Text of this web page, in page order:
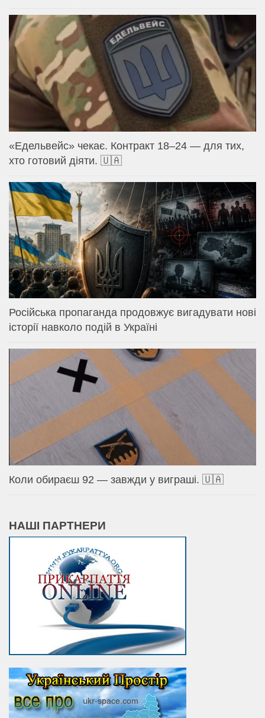
«Едельвейс» чекає. Контракт 18–24 — для тих,
хто готовий діяти. 🇺🇦
Російська пропаганда продовжує вигадувати нові
історії навколо подій в Україні
Коли обираєш 92 — завжди у виграші. 🇺🇦
НАШІ ПАРТНЕРИ